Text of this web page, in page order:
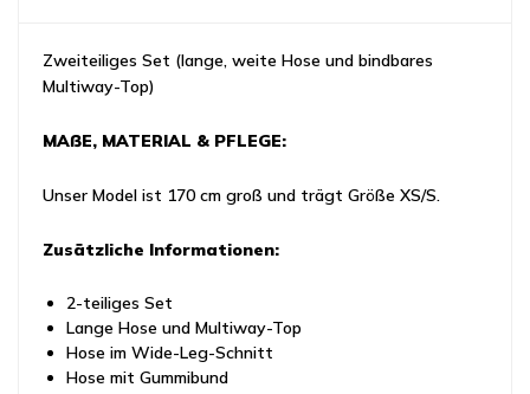
Zweiteiliges Set (lange, weite Hose und bindbares
Multiway-Top)
MAẞE, MATERIAL & PFLEGE:
Unser Model ist 170 cm groß und trägt Größe XS/S.
Zusätzliche Informationen:
2-teiliges Set
Lange Hose und Multiway-Top
Hose im Wide-Leg-Schnitt
Hose mit Gummibund